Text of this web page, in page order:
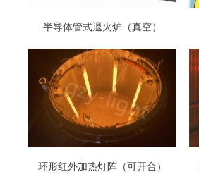
半导体管式退火炉（真空）
环形红外加热灯阵（可开合）